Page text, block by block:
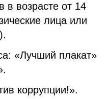
в возрасте от 14
лица или
«Лучший плакат»
коррупции!».